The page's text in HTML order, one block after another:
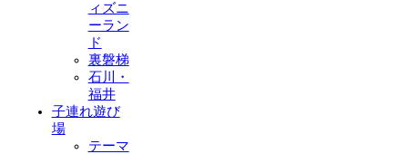
ィズニ
ーラン
ド
裏磐梯
石川・
福井
子連れ遊び
場
テーマ